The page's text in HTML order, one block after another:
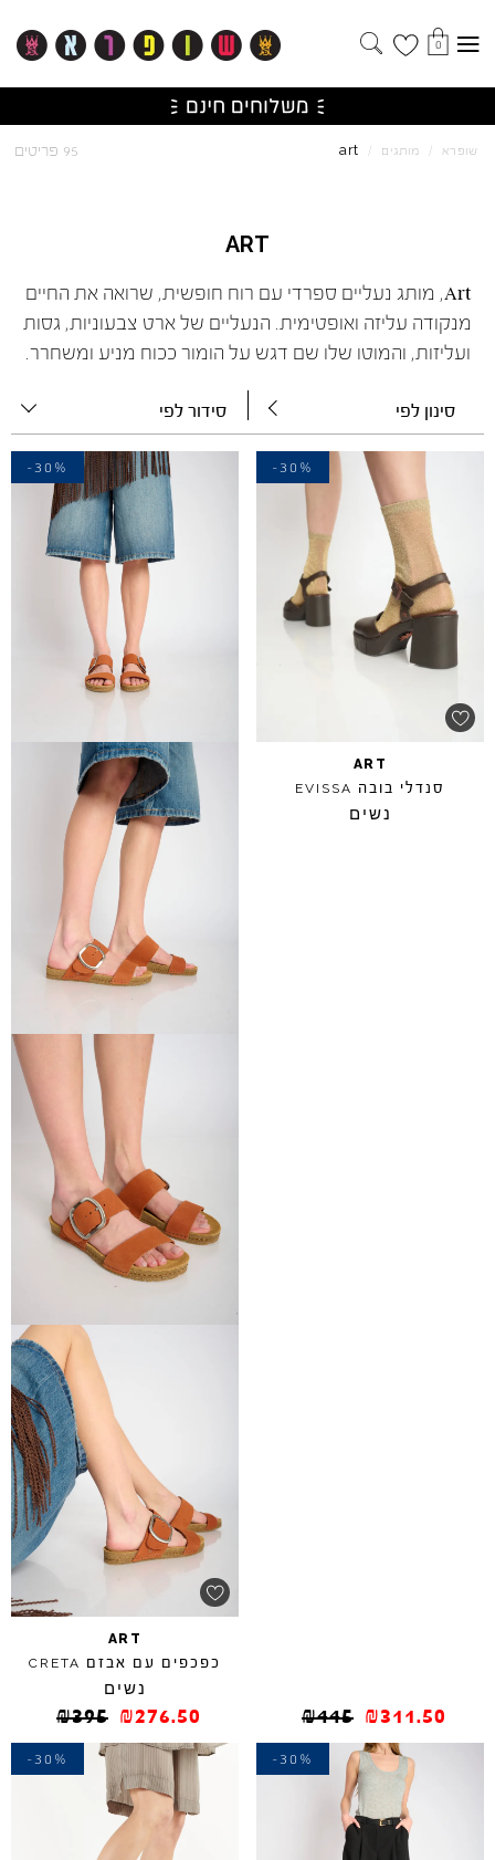
0
שופרא / מותגים /
art
ART
Art, מותג נעליים ספרדי עם רוח חופשית, שרואה את החיים
מנקודה עליזה ואופטימית. הנעליים של ארט צבעוניות, גסות
ועליזות, והמוטו שלו שם דגש על הומור ככוח מניע ומשחרר.
סינון לפי
95 פריטים
סידור לפי
-30%
ART
סנדלי בובה EVISSA
נשים
₪445 ₪311.50
-30%
ART
כפכפים עם אבזם CRETA
נשים
₪395 ₪276.50
-30%
-30%